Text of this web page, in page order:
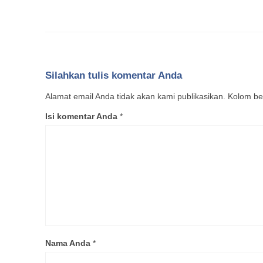
Silahkan tulis komentar Anda
Alamat email Anda tidak akan kami publikasikan. Kolom
Isi komentar Anda *
Nama Anda *